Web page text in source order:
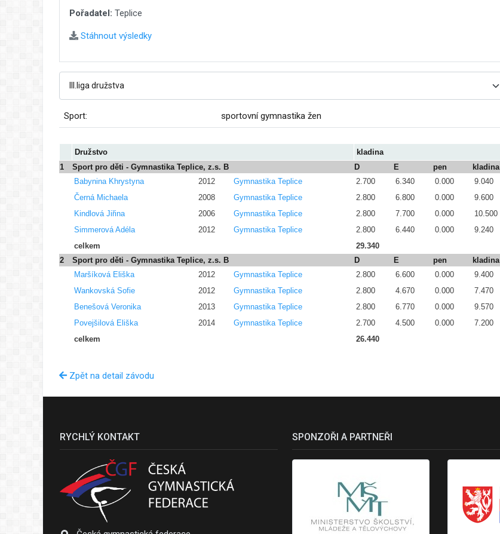
Pořadatel: Teplice
Stáhnout výsledky
Sport: sportovní gymnastika žen
Družstvo kladina
1
Sport pro děti - Gymnastika Teplice, z.s. B D E pen kladina
Babynina Khrystyna
2012 Gymnastika Teplice 2.700 6.340 0.000 9.040
Černá Michaela
2008 Gymnastika Teplice 2.800 6.800 0.000 9.600
Kindlová Jiřina
2006 Gymnastika Teplice 2.800 7.700 0.000 10.500
Simmerová Adéla
2012 Gymnastika Teplice 2.800 6.440 0.000 9.240
celkem
29.340
2
Sport pro děti - Gymnastika Teplice, z.s. B D E pen kladina
Maršíková Eliška
2012 Gymnastika Teplice 2.800 6.600 0.000 9.400
Wankovská Sofie
2012 Gymnastika Teplice 2.800 4.670 0.000 7.470
Benešová Veronika
2013 Gymnastika Teplice 2.800 6.770 0.000 9.570
Povejšilová Eliška
2014 Gymnastika Teplice 2.700 4.500 0.000 7.200
celkem
26.440
Zpět na detail závodu
RYCHLÝ KONTAKT SPONZOŘI A PARTNEŘI